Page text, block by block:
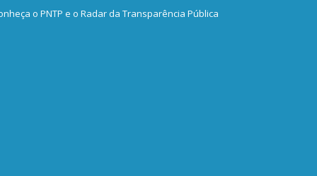
o PNTP e o Radar da Transparência Pública